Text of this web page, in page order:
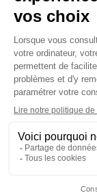
Portes
Une ombre
portes
Nous